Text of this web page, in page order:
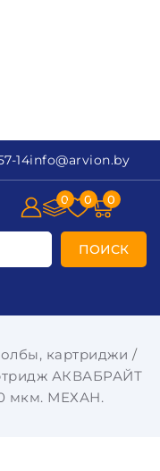
14info@arvion.by
ПОИСК
0 0 0
картриджи
АКВАБРАЙТ
мкм. МЕХАН.